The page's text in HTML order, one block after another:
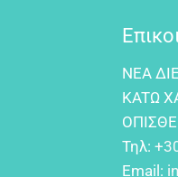
NEA
KATΩ
Τηλ:
Email: